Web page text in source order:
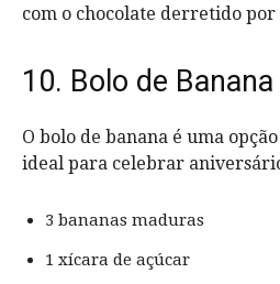
com o chocolate derretido por
10. Bolo de
O bolo de banana é uma
ideal para celebrar
3 bananas maduras
1 xícara de açúcar